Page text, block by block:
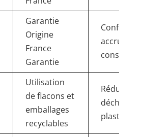
Garantie
Origine
France
Garantie
Confiance
accrue des
Utilisation
de flacons et
emballages
recyclables
Réduction
déchets
plastiques